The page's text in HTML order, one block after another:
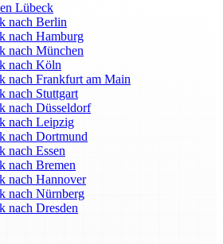
Lübeck
nach Berlin
nach Hamburg
nach München
nach Köln
nach Frankfurt am Main
nach Stuttgart
nach Düsseldorf
nach Leipzig
nach Dortmund
nach Essen
nach Bremen
nach Hannover
nach Nürnberg
nach Dresden